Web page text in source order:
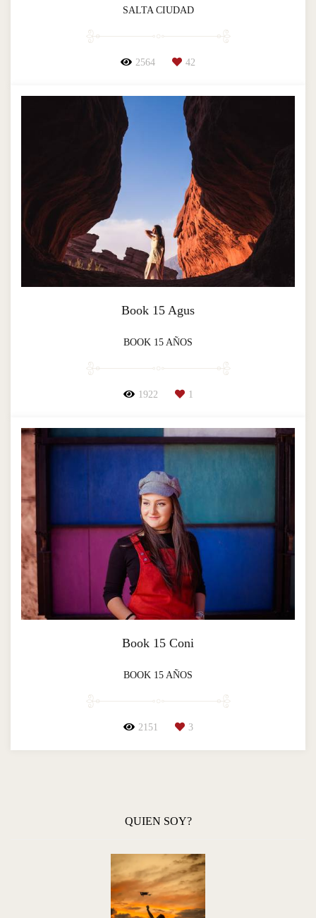
SALTA CIUDAD
2564 42
Book 15 Agus
BOOK 15 AÑOS
1922 1
Book 15 Coni
BOOK 15 AÑOS
2151 3
QUIEN SOY?